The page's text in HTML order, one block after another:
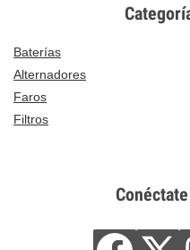
Baterías
Alternadores
Faros
Filtros